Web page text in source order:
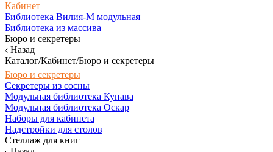
Кабинет
Библиотека Вилия-М модульная
Библиотека из массива
Бюро и секретеры
Назад
Каталог/Кабинет/Бюро и секретеры
Бюро и секретеры
Секретеры из сосны
Модульная библиотека Купава
Модульная библиотека Оскар
Наборы для кабинета
Надстройки для столов
Стеллаж для книг